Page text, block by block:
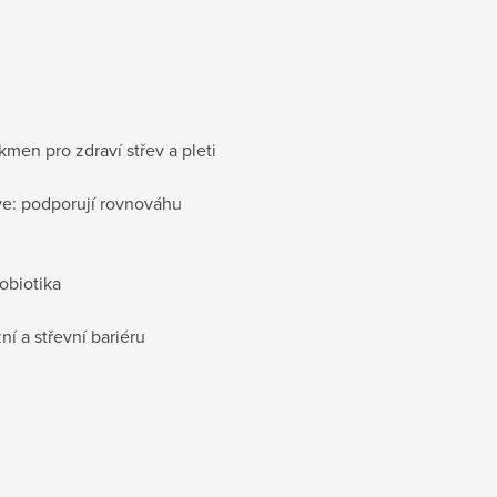
pro zdraví střev a pleti
podporují rovnováhu
a střevní bariéru